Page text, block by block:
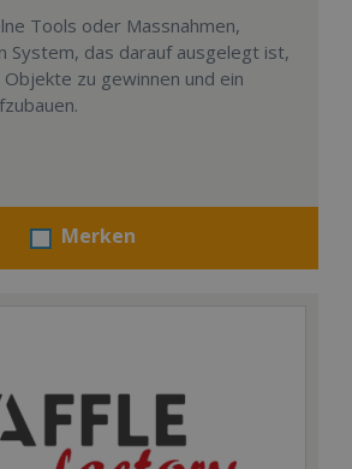
Tools oder Massnahmen,
System, das darauf ausgelegt ist,
zu gewinnen und ein
Merken